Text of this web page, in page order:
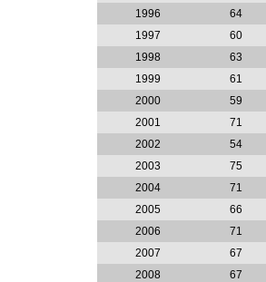
1996
64
1997
60
1998
63
1999
61
2000
59
2001
71
2002
54
2003
75
2004
71
2005
66
2006
71
2007
67
2008
67